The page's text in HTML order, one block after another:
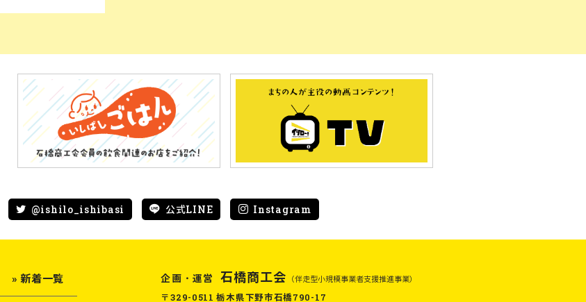
@ishilo_ishibasi 公式LINE Instagram
» 新着一覧 企画・運営 石橋商工会 （伴走型小規模事業者支援推進事業）
〒329-0511 栃木県下野市石橋790-17